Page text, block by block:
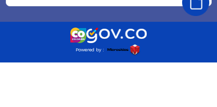
Powered by :